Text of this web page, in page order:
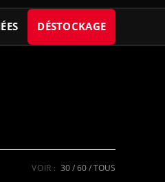
DÉSTOCKAGE
VOIR : 30 60 TOUS